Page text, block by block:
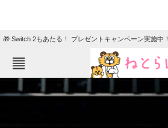
🎁 Switch 2もあたる！ プレゼントキャンペーン実施中！
ねとらぼメニュー
ニュース